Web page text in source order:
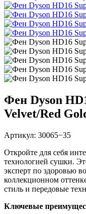
Фен Dyson
Velvet/Red
Артикул: 30065−35
Откройте для себя
технологией сушки.
эксперт по здоровью
коллекционном
стиль и передовые
Ключевые